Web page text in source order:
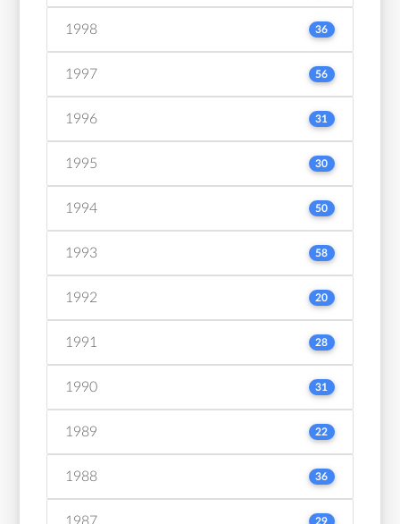
1998 36
1997 56
1996 31
1995 30
1994 50
1993 58
1992 20
1991 28
1990 31
1989 22
1988 36
1987 29